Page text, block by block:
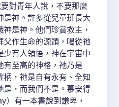
對青年人說，不要那麼
是神。許多從兒童班長大
是神。他們珍賞救主，
父作生命的源頭，喝從祂
少有人領悟，神在宇宙中
有至高的神格，祂乃是
柄，祂是自有永有、全知
是，而我們不是。慕安得
有一本書說到謙卑，